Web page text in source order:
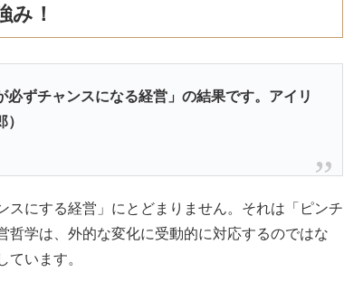
み！
必ずチャンスになる経営」の結果です。アイリ
にする経営」にとどまりません。それは「ピンチ
学は、外的な変化に受動的に対応するのではな
ています。